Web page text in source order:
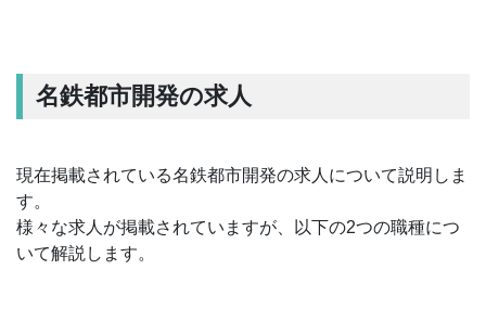
名鉄都市開発の求人
現在掲載されている名鉄都市開発の求人について説明しま
す。
様々な求人が掲載されていますが、以下の2つの職種につ
いて解説します。